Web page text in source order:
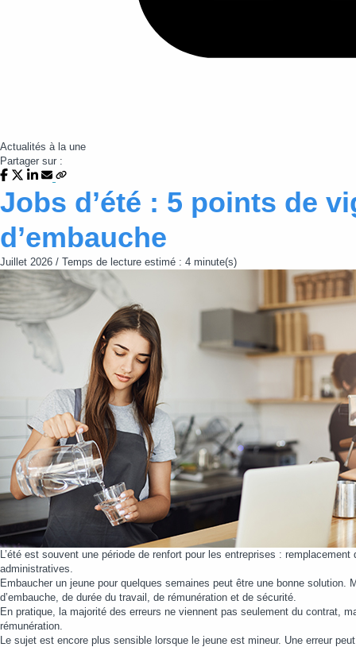
Actualités à la une
Partager sur :
Jobs d’été : 5 points de
d’embauche
Juillet 2026 / Temps de lecture estimé : 4 minute(s)
L’été est souvent une période de renfort pour les entreprises :
administratives.
Embaucher un jeune pour quelques semaines peut être une bonne
d’embauche, de durée du travail, de rémunération et de sécurité.
En pratique, la majorité des erreurs ne viennent pas seulement du contrat,
rémunération.
Le sujet est encore plus sensible lorsque le jeune est mineur. Une erreur